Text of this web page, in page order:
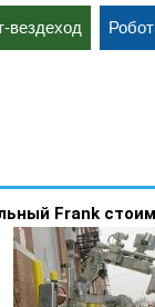
вездеход
Frank